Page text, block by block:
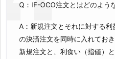
Q：IF-OCO注文とはどのよう
A：新規注文とそれに対する
の決済注文を同時に入れてお
新規注文と、利食い（指値）